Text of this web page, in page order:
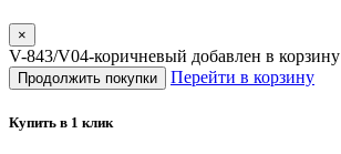
×
V-843/V04-коричневый добавлен в корзину
Продолжить покупки Перейти в корзину
Купить в 1 клик